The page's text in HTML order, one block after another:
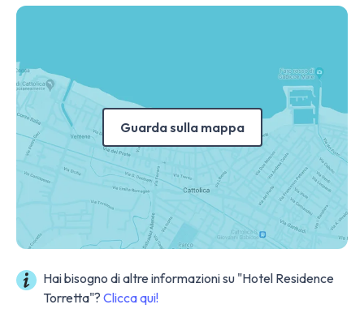
Guarda sulla mappa
Hai bisogno di altre informazioni su "Hotel Residence
Torretta"? Clicca qui!